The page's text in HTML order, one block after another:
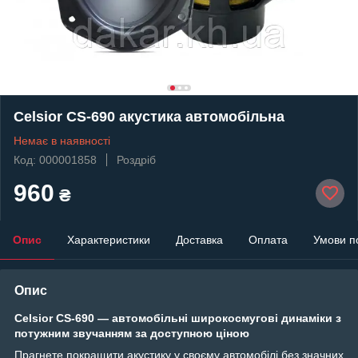
Celsior CS-690 акустика автомобільна
Немає в наявності
Код: 000001858
Роздріб
960 ₴
Опис Характеристики Доставка Оплата Умови
Опис
Celsior CS-690 — автомобільні широкосмугові динаміки з
потужним звучанням за доступною ціною
Прагнете покращити акустику у своєму автомобілі без значних